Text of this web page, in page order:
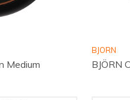
Medium
BJORN
BJÖRN